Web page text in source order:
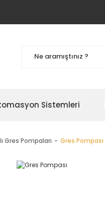
Sistemleri
Gres Pompaları Gres Pompası